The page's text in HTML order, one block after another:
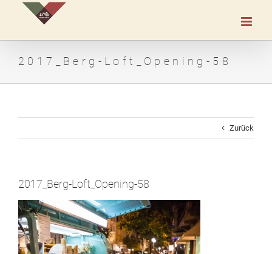
2017_Berg-Loft_Opening-58
Zurück
2017_Berg-Loft_Opening-58